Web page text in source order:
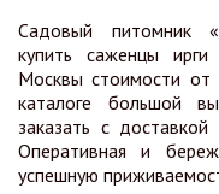
Садовый питомник
купить саженцы
Москвы стоимости
каталоге большой
заказать с
Оперативная и
успешную